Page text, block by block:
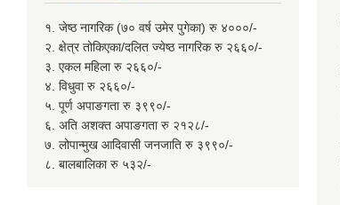
१. जेष्ठ नागरिक (७० वर्ष उमेर पुगेका) रु ४०००/-
२. क्षेत्र तोकिएका/दलित ज्येष्ठ नागरिक रु २६६०/-
३. एकल महिला रु २६६०/-
४. विधुवा रु २६६०/-
५. पूर्ण अपाङगता रु ३९९०/-
६. अति अशक्त अपाङगता रु २१२८/-
७. लोपान्मुख आदिवासी जनजाति रु ३९९०/-
८. बालबालिका रु ५३२/-